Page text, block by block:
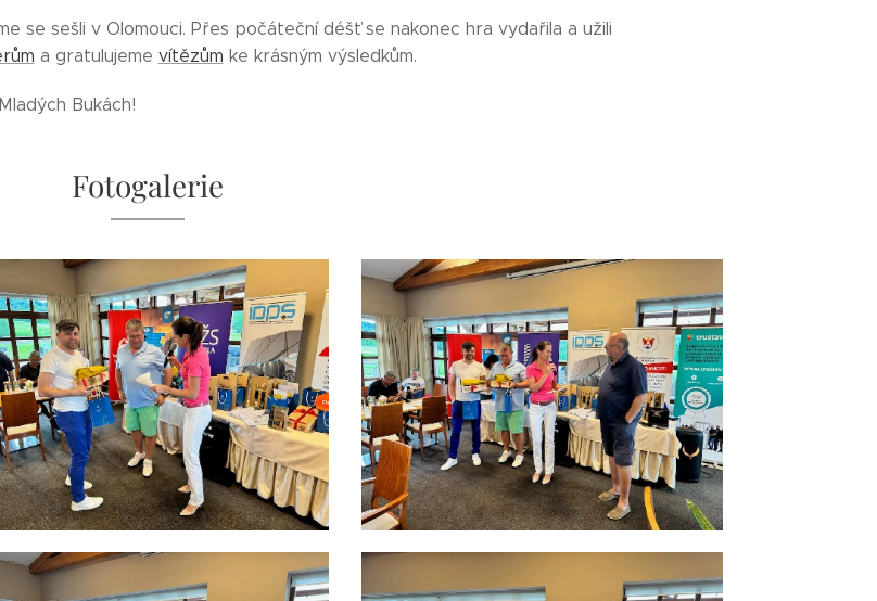
se sešli v Olomouci. Přes počáteční déšť se nakonec hra vydařila a užili
a gratulujeme vítězům ke krásným výsledkům.
Bukách!
Fotogalerie